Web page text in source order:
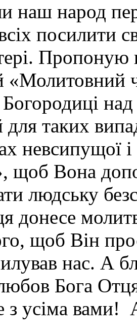
наш народ
посилити
Пропоную
«Молитовний
Богородиці
для таких
невсипущої
щоб Вона
людську
донесе
щоб Він
нас. А
Бога
з усіма вами!